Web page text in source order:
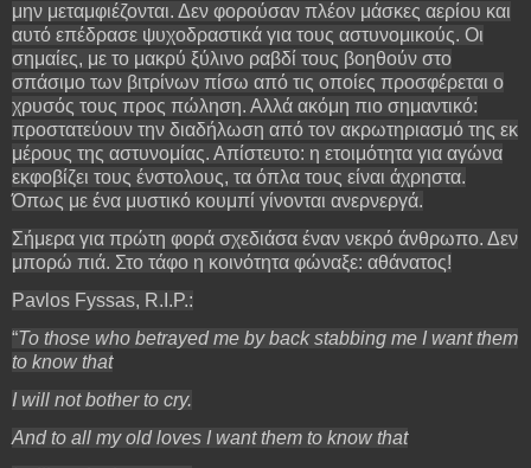
μην μεταμφιέζονται. Δεν φορούσαν πλέον μάσκες αερίου και
αυτό επέδρασε ψυχοδραστικά για τους αστυνομικούς. Οι
σημαίες, με το μακρύ ξύλινο ραβδί τους βοηθούν στο
σπάσιμο των βιτρίνων πίσω από τις οποίες προσφέρεται ο
χρυσός τους προς πώληση. Αλλά ακόμη πιο σημαντικό:
προστατεύουν την διαδήλωση από τον ακρωτηριασμό της εκ
μέρους της αστυνομίας. Απίστευτο: η ετοιμότητα για αγώνα
εκφοβίζει τους ένστολους, τα όπλα τους είναι άχρηστα.
Όπως με ένα μυστικό κουμπί γίνονται ανερνεργά.
Σήμερα για πρώτη φορά σχεδιάσα έναν νεκρό άνθρωπο. Δεν
μπορώ πιά. Στο τάφο η κοινότητα φώναξε: αθάνατος!
Pavlos Fyssas, R.I.P.:
“To those who betrayed me by back stabbing me I want them
to know that
I will not bother to cry.
And to all my old loves I want them to know that